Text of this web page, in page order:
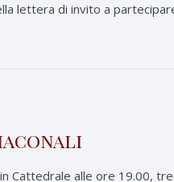
lettera di invito a
Cattedrale alle ore 19.00,